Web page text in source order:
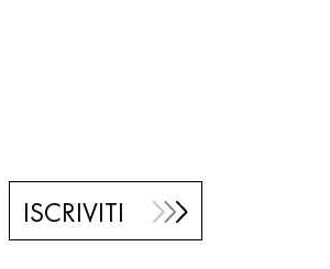
ISCRIVITI